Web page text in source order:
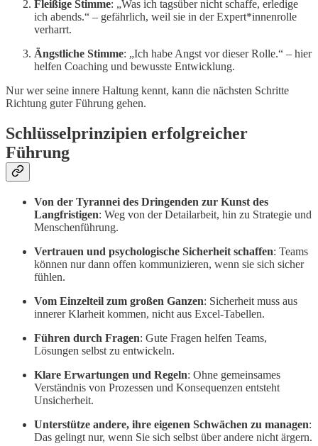
Fleißige Stimme: „Was ich tagsüber nicht schaffe, erledige
ich abends.“ – gefährlich, weil sie in der Expert*innenrolle
verharrt.
Ängstliche Stimme: „Ich habe Angst vor dieser Rolle.“ – hier
helfen Coaching und bewusste Entwicklung.
Nur wer seine innere Haltung kennt, kann die nächsten Schritte
Richtung guter Führung gehen.
Schlüsselprinzipien erfolgreicher
Führung
Von der Tyrannei des Dringenden zur Kunst des
Langfristigen: Weg von der Detailarbeit, hin zu Strategie und
Menschenführung.
Vertrauen und psychologische Sicherheit schaffen: Teams
können nur dann offen kommunizieren, wenn sie sich sicher
fühlen.
Vom Einzelteil zum großen Ganzen: Sicherheit muss aus
innerer Klarheit kommen, nicht aus Excel-Tabellen.
Führen durch Fragen: Gute Fragen helfen Teams,
Lösungen selbst zu entwickeln.
Klare Erwartungen und Regeln: Ohne gemeinsames
Verständnis von Prozessen und Konsequenzen entsteht
Unsicherheit.
Unterstütze andere, ihre eigenen Schwächen zu managen:
Das gelingt nur, wenn Sie sich selbst über andere nicht ärgern.